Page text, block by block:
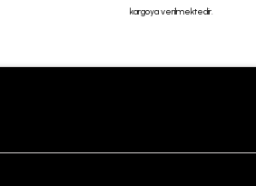
kargoya verilmektedir.